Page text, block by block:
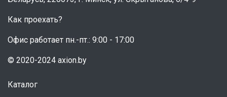
Как проехать?
Офис работает пн.-пт.: 9:00 - 17:00
© 2020-2024 axion.by
Каталог